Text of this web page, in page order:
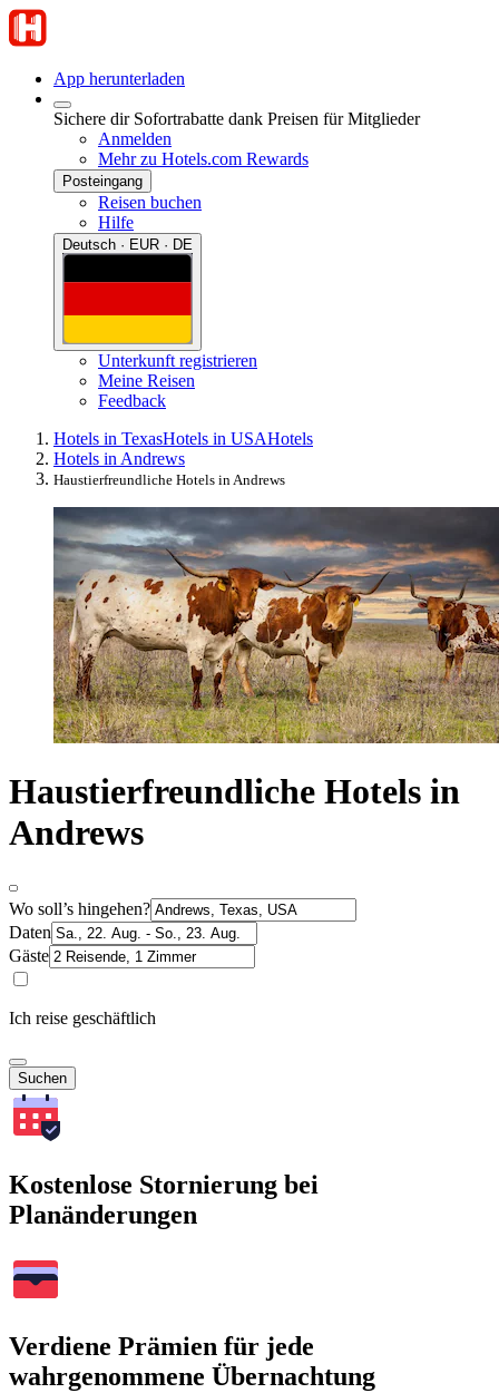
App herunterladen
Sichere dir Sofortrabatte dank Preisen für Mitglieder
Anmelden
Mehr zu Hotels.com Rewards
Posteingang
Reisen buchen
Hilfe
Deutsch · EUR · DE
Unterkunft registrieren
Meine Reisen
Feedback
Hotels in TexasHotels in USAHotels
Hotels in Andrews
Haustierfreundliche Hotels in Andrews
Haustierfreundliche Hotels in
Andrews
Wo soll’s hingehen?
Daten
Gäste
Ich reise geschäftlich
Suchen
Kostenlose Stornierung bei
Planänderungen
Verdiene Prämien für jede
wahrgenommene Übernachtung